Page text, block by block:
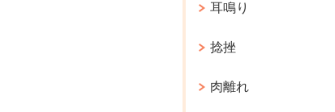
耳鳴り
捻挫
肉離れ